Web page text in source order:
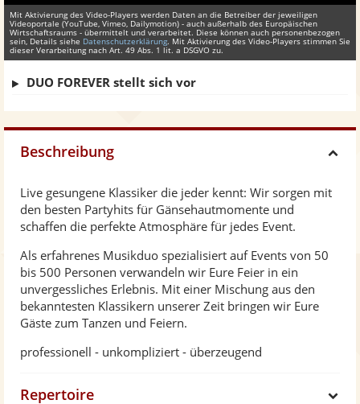
Mit Aktivierung des Video-Players werden Daten an die Betreiber der jeweiligen
Videoportale (YouTube, Vimeo, Dailymotion) - auch außerhalb des Europäischen
Wirtschaftsraums - übermittelt und verarbeitet. Diese können auch personenbezogen
sein, Details siehe Datenschutzerklärung. Mit Aktivierung des Video-Players stimmen Sie
dieser Verarbeitung nach Art. 49 Abs. 1 lit. a DSGVO zu.
DUO FOREVER stellt sich vor
Beschreibung
Live gesungene Klassiker die jeder kennt: Wir sorgen mit
den besten Partyhits für Gänsehautmomente und
schaffen die perfekte Atmosphäre für jedes Event.
Als erfahrenes Musikduo spezialisiert auf Events von 50
bis 500 Personen verwandeln wir Eure Feier in ein
unvergessliches Erlebnis. Mit einer Mischung aus den
bekanntesten Klassikern unserer Zeit bringen wir Eure
Gäste zum Tanzen und Feiern.
professionell - unkompliziert - überzeugend
Repertoire